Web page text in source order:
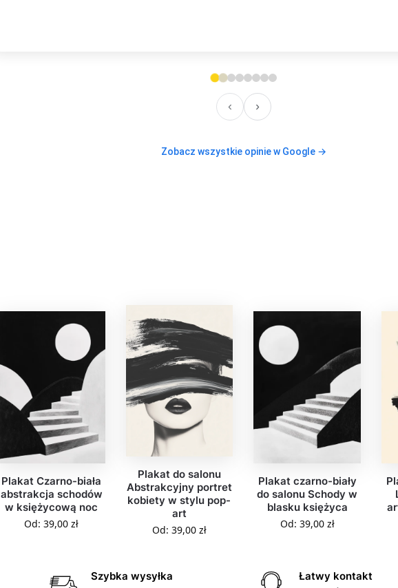
‹ ›
Zobacz wszystkie opinie w Google →
Plakat Czarno-biała
abstrakcja schodów
w księżycową noc
Od:39,00zł
Plakat do salonu
Abstrakcyjny portret
kobiety w stylu pop-
art
Od: 39,00 zł
Plakat czarno-biały
do salonu Schody w
blasku księżyca
Od: 39,00 zł
Szybka wysyłka
Łatwy kontakt